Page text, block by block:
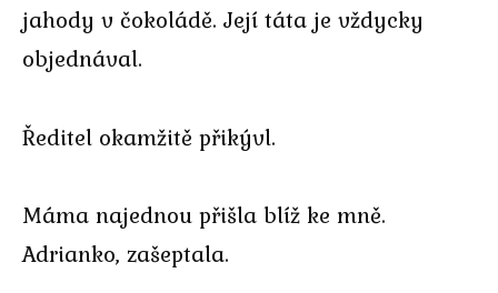
jahody v čokoládě. Její táta je vždycky
objednával.
Ředitel okamžitě přikývl.
Máma najednou přišla blíž ke mně.
Adrianko, zašeptala.